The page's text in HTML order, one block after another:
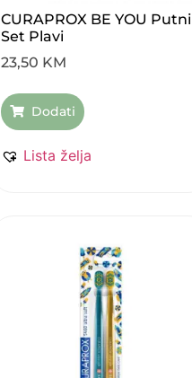
CURAPROX BE YOU Putni
Set Plavi
23,50 KM
Dodati
Lista želja